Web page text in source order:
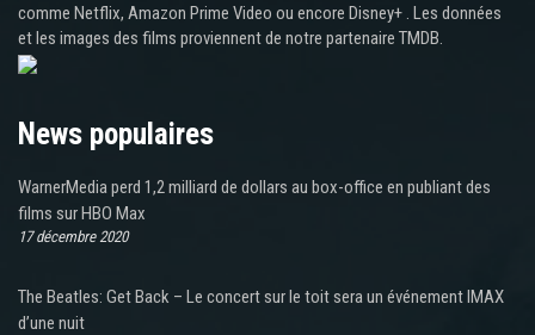
comme Netflix, Amazon Prime Video ou encore Disney+ . Les données
et les images des films proviennent de notre partenaire TMDB.
News populaires
WarnerMedia perd 1,2 milliard de dollars au box-office en publiant des
films sur HBO Max
17 décembre 2020
The Beatles: Get Back – Le concert sur le toit sera un événement IMAX
d’une nuit